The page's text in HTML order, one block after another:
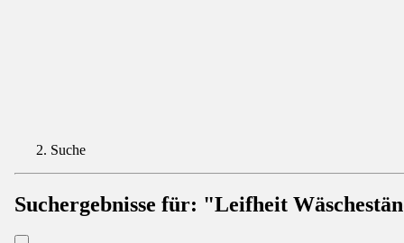
Suche
Suchergebnisse für: "Leifheit